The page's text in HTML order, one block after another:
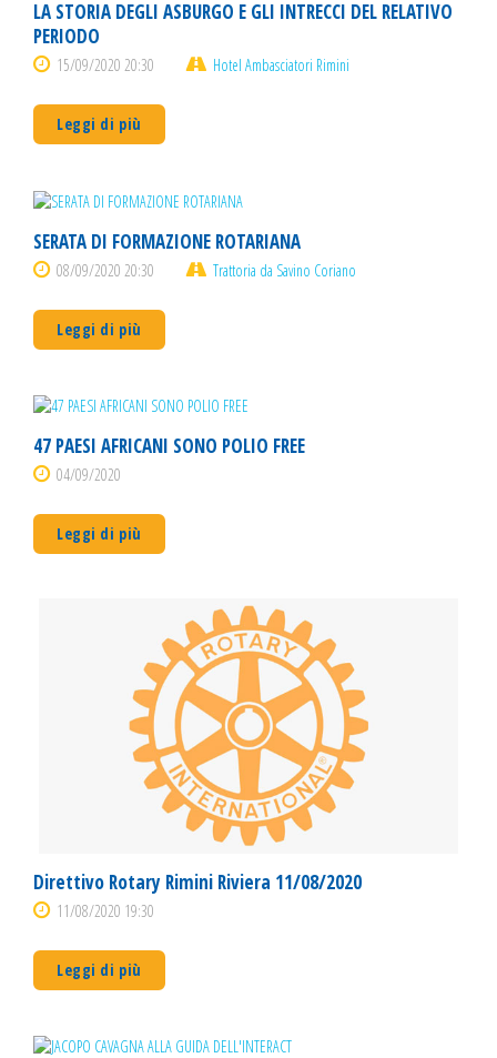
LA STORIA DEGLI ASBURGO E GLI INTRECCI DEL RELATIVO
PERIODO
15/09/2020 20:30 Hotel Ambasciatori Rimini
Leggi di più
SERATA DI FORMAZIONE ROTARIANA
08/09/2020 20:30 Trattoria da Savino Coriano
Leggi di più
47 PAESI AFRICANI SONO POLIO FREE
04/09/2020
Leggi di più
Direttivo Rotary Rimini Riviera 11/08/2020
11/08/2020 19:30
Leggi di più